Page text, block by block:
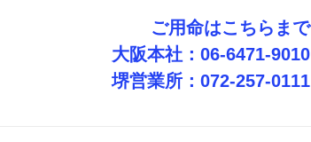
ご用命はこちらまで
大阪本社：06-6471-9010
堺営業所：072-257-0111